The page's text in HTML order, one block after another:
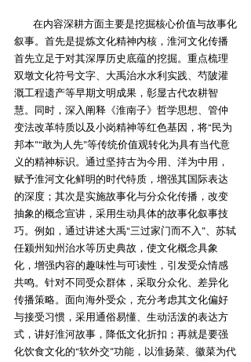
在内容深耕方面主要是挖掘核心价值与故事化
叙事。首先是提炼文化精神内核‌，淮河文化传播
首先立足于对其深厚历史底蕴的挖掘。重点梳理
双墩文化符号文字、大禹治水水利实践、芍陂灌
溉工程遗产等早期文明成果，彰显古代农耕智
慧。同时，深入阐释《淮南子》哲学思想、管仲
变法改革特质以及小岗精神等红色基因，将“民为
邦本”“敢为人先”等传统价值观转化为具有当代意
义的精神标识。通过坚持古为今用、洋为中用，
赋予淮河文化鲜明的时代特质，增强其国际表达
的深度；其次是实施故事化与分众化传播‌，改变
抽象的概念宣讲，采用生动具体的故事化叙事技
巧。例如，通过讲述大禹“三过家门而不入”、苏轼
任颍州知州治水等历史典故，使文化概念具象
化，增强内容的趣味性与可读性，引发受众情感
共鸣。针对不同受众群体，采取分众化、差异化
传播策略。面向海外受众，充分考虑其文化偏好
与接受习惯，采用通俗易懂、生动活泼的表达方
式，讲好淮河故事，降低文化折扣；再就是要强
化饮食文化的“软外交”功能‌，以淮扬菜、徽菜为代